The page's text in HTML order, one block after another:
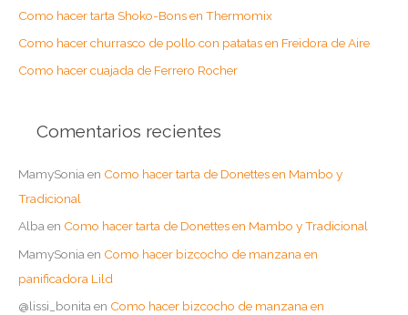
o
r
Como hacer tarta Shoko-Bons en Thermomix
Como hacer churrasco de pollo con patatas en Freidora de Aire
Como hacer cuajada de Ferrero Rocher
Comentarios recientes
MamySonia en Como hacer tarta de Donettes en Mambo y
Tradicional
Albaen Como hacer tarta de Donettes en Mambo y Tradicional
MamySonia en Como hacer bizcocho de manzana en
panificadora Lild
@lissi_bonitaen Como hacer bizcocho de manzana en